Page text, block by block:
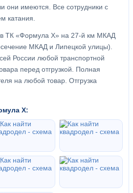
они имеются. Все сотрудники с
катания.
в ТК «Формула X» на 27-й км МКАД
МКАД и Липецкой улицы).
России любой транспортной
перед отгрузкой. Полная
на любой товар. Отгрузка
Х: